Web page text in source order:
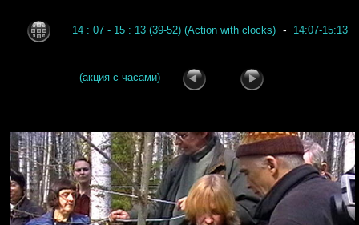
14 : 07 - 15 : 13 (39-52) (Action with clocks) - 14:07-15:13
(акция с часами)